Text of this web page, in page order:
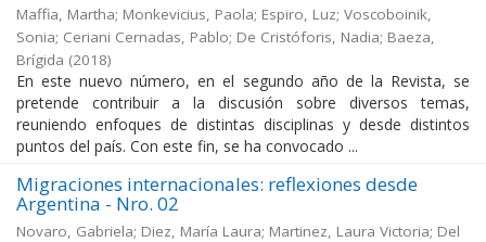
Maffia, Martha; Monkevicius, Paola; Espiro, Luz; Voscoboinik,
Sonia; Ceriani Cernadas, Pablo; De Cristóforis, Nadia; Baeza,
Brígida (2018)
En este nuevo número, en el segundo año de la Revista, se
pretende contribuir a la discusión sobre diversos temas,
reuniendo enfoques de distintas disciplinas y desde distintos
puntos del país. Con este fin, se ha convocado ...
Migraciones internacionales: reflexiones desde
Argentina - Nro. 02
Novaro, Gabriela; Diez, María Laura; Martinez, Laura Victoria; Del